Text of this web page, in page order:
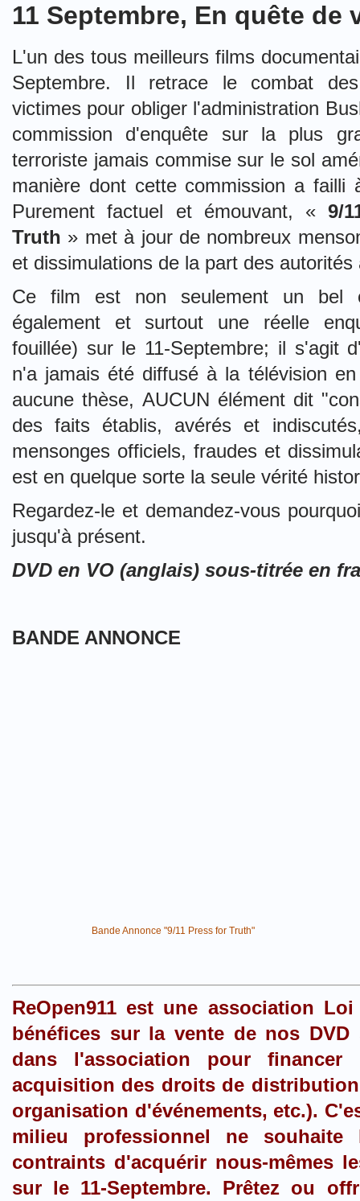
11 Septembre, En quête de
L'un des tous meilleurs films
Septembre. Il retrace le combat
victimes pour obliger l'administration
commission d'enquête sur la plus
terroriste jamais commise sur le sol
manière dont cette commission a failli
Purement factuel et émouvant, «9/
Truth » met à jour de nombreux
et dissimulations de la part des
Ce film est non seulement un bel
également et surtout une réelle
fouillée) sur le 11-Septembre; il s'agit
n'a jamais été diffusé à la télévision
aucune thèse, AUCUN élément dit
des faits établis, avérés et
mensonges officiels, fraudes et
est en quelque sorte la seule vérité
Regardez-le et demandez-vous
jusqu'à présent.
DVD en VO (anglais) sous-titrée en
BANDE ANNONCE
Bande Annonce "9/11 Press for Truth"
ReOpen911 est une association
bénéfices sur la vente de nos
dans l'association pour
acquisition des droits de
organisation d'événements, etc.).
milieu professionnel ne
contraints d'acquérir nous-mêmes
sur le 11-Septembre. Prêtez ou